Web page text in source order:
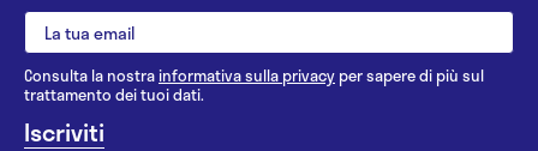
Consulta la nostrainformativa sulla privacy per sapere di più sul
trattamento dei tuoi dati.